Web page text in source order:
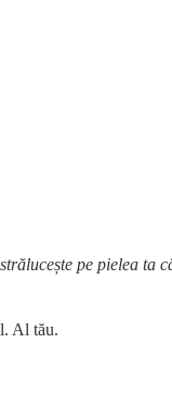
pe pielea
Al tău.